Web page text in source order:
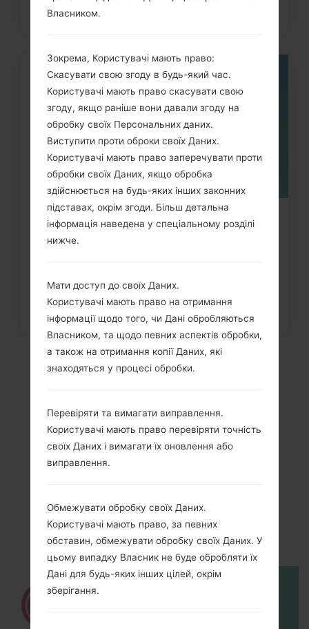
Як видалити усі дані з телефону
через меню на LG G3,...
LGK220F(LGK220F)
akaLG X Power
Власником.
Зокрема, Користувачі мають право:
Скасувати свою згоду в будь-який час.
Користувачі мають право скасувати свою
згоду, якщо раніше вони давали згоду на
обробку своїх Персональних даних.
Виступити проти оброки своїх Даних.
Користувачі мають право заперечувати проти
обробки своїх Даних, якщо обробка
здійснюється на будь-яких інших законних
підставах, окрім згоди. Більш детальна
інформація наведена у спеціальному розділі
нижче.
Мати доступ до своїх Даних.
Користувачі мають право на отримання
інформації щодо того, чи Дані обробляються
Власником, та щодо певних аспектів обробки,
а також на отримання копії Даних, які
знаходяться у процесі обробки.
Перевіряти та вимагати виправлення.
Користувачі мають право перевіряти точність
своїх Даних і вимагати їх оновлення або
виправлення.
Обмежувати обробку своїх Даних.
Користувачі мають право, за певних
обставин, обмежувати обробку своїх Даних. У
цьому випадку Власник не буде обробляти їх
Дані для будь-яких інших цілей, окрім
зберігання.